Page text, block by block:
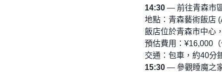
14:30 — 前往青森市
地點：青森藝術飯店
飯店位於青森市中心
預估費用：¥16,000
交通：包車，約40分
15:30 — 參觀睡魔之